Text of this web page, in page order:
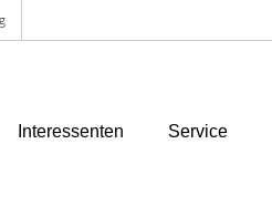
Interessenten Service